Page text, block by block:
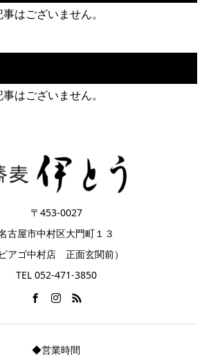
はございません。
はございません。
〒453-0027
古屋市中村区大門町１３
ピアゴ中村店 正面玄関前）
TEL 052-471-3850
◆営業時間